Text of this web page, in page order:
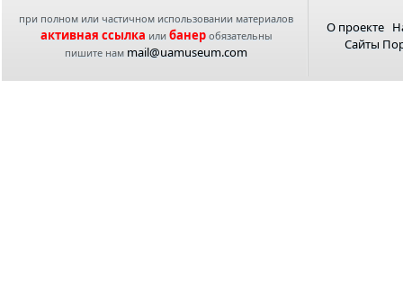
при полном или частичном использовании материалов
активная ссылка или банеробязательны
пишите нам mail@uamuseum.com
О проекте
Сайты